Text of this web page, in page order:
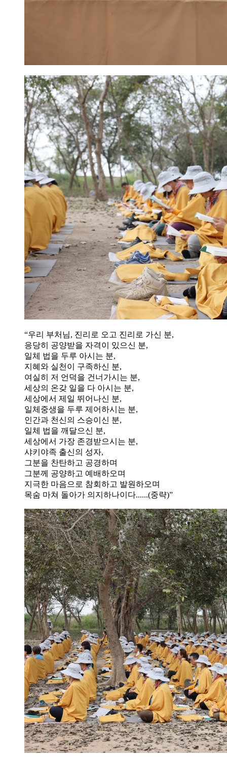
“우리 부처님, 진리로 오고 진리로 가신 분,
응당히 공양받을 자격이 있으신 분,
일체 법을 두루 아시는 분,
지혜와 실천이 구족하신 분,
여실히 저 언덕을 건너가시는 분,
세상의 온갖 일을 다 아시는 분,
세상에서 제일 뛰어나신 분,
일체중생을 두루 제어하시는 분,
인간과 천신의 스승이신 분,
일체 법을 깨달으신 분,
세상에서 가장 존경받으시는 분,
샤키야족 출신의 성자,
그분을 찬탄하고 공경하며
그분께 공양하고 예배하오며
지극한 마음으로 참회하고 발원하오며
목숨 마쳐 돌아가 의지하나이다......(중략)”